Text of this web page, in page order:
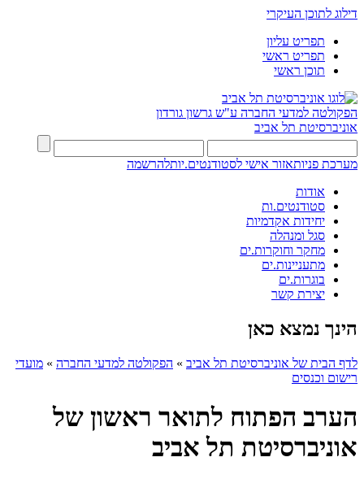
דילוג לתוכן העיקרי
תפריט עליון
תפריט ראשי
תוכן ראשי
הפקולטה למדעי החברה ע"ש גרשון גורדון
אוניברסיטת תל אביב
מערכת פניותאזור אישי לסטודנטים.יותלהרשמה
אודות
סטודנטים.ות
יחידות אקדמיות
סגל ומנהלה
מחקר וחוקרות.ים
מתעניינות.ים
בוגרות.ים
יצירת קשר
הינך נמצא כאן
לדף הבית של אוניברסיטת תל אביב » הפקולטה למדעי החברה » מועדי
רישום וכנסים
הערב הפתוח לתואר ראשון של
אוניברסיטת תל אביב